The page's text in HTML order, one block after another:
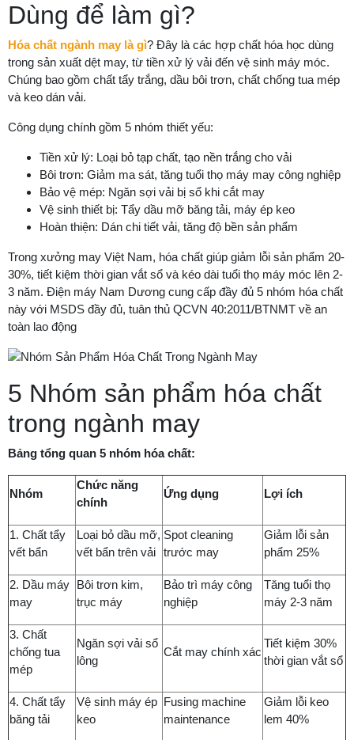
Dùng để làm gì?
Hóa chất ngành may là gì? Đây là các hợp chất hóa học dùng
trong sản xuất dệt may, từ tiền xử lý vải đến vệ sinh máy móc.
Chúng bao gồm chất tẩy trắng, dầu bôi trơn, chất chống tua mép
và keo dán vải.
Công dụng chính gồm 5 nhóm thiết yếu:
Tiền xử lý: Loại bỏ tạp chất, tạo nền trắng cho vải
Bôi trơn: Giảm ma sát, tăng tuổi thọ máy may công nghiệp
Bảo vệ mép: Ngăn sợi vải bị sổ khi cắt may
Vệ sinh thiết bị: Tẩy dầu mỡ băng tải, máy ép keo
Hoàn thiện: Dán chi tiết vải, tăng độ bền sản phẩm
Trong xưởng may Việt Nam, hóa chất giúp giảm lỗi sản phẩm 20-
30%, tiết kiệm thời gian vắt sổ và kéo dài tuổi thọ máy móc lên 2-
3 năm. Điện máy Nam Dương cung cấp đầy đủ 5 nhóm hóa chất
này với MSDS đầy đủ, tuân thủ QCVN 40:2011/BTNMT về an
toàn lao động
5 Nhóm sản phẩm hóa chất
trong ngành may
Bảng tổng quan 5 nhóm hóa chất:
Nhóm
Chức năng
chính
Ứng dụng Lợi ích
1. Chất tẩy
vết bẩn
Loại bỏ dầu mỡ,
vết bẩn trên vải
Spot cleaning
trước may
Giảm lỗi sản
phẩm 25%
2. Dầu máy
may
Bôi trơn kim,
trục máy
Bảo trì máy công
nghiệp
Tăng tuổi thọ
máy 2-3 năm
3. Chất
chống tua
mép
Ngăn sợi vải sổ
lông
Cắt may chính xác
Tiết kiệm 30%
thời gian vắt sổ
4. Chất tẩy
băng tải
Vệ sinh máy ép
keo
Fusing machine
maintenance
Giảm lỗi keo
lem 40%